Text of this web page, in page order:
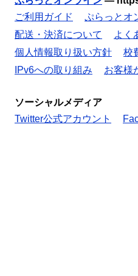
ご利用ガイド
ぷらっとオ
配送・決済について
よく
個人情報取り扱い方針
校
IPv6への取り組み
お客様
ソーシャルメディア
Twitter公式アカウント